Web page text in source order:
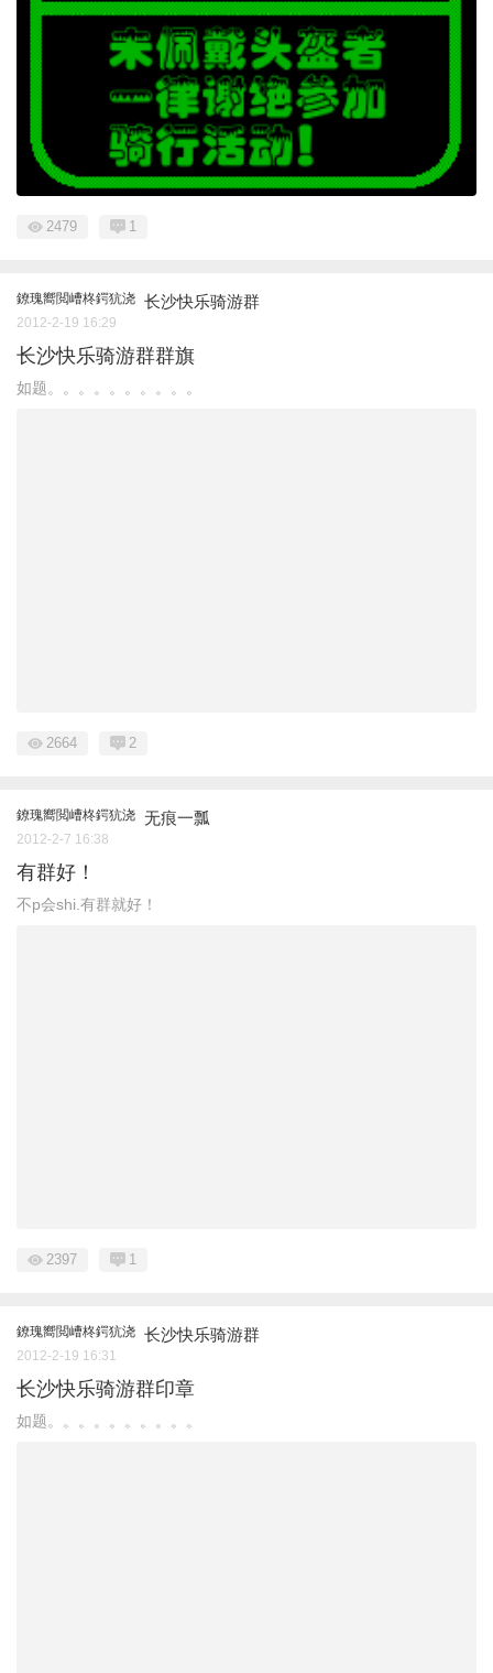
2479 1
鐐瑰嚮閲嶆柊鍔犺浇 长沙快乐骑游群
2012-2-19 16:29
长沙快乐骑游群群旗
如题。。。。。。。。。。
2664 2
鐐瑰嚮閲嶆柊鍔犺浇 无痕一瓢
2012-2-7 16:38
有群好！
不p会shi.有群就好！
2397 1
鐐瑰嚮閲嶆柊鍔犺浇 长沙快乐骑游群
2012-2-19 16:31
长沙快乐骑游群印章
如题。。。。。。。。。。